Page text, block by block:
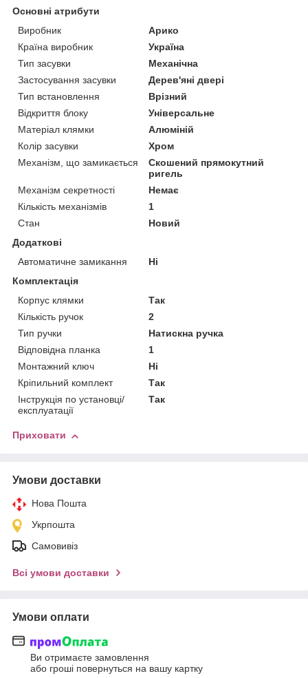
Основні атрибути
Виробник
Арико
Країна виробник
Україна
Тип засувки
Механічна
Застосування засувки
Дерев'яні двері
Тип встановлення
Врізний
Відкриття блоку
Універсальне
Матеріал клямки
Алюміній
Колір засувки
Хром
Механізм, що замикається
Скошений прямокутний
ригель
Механізм секретності
Немає
Кількість механізмів
1
Стан
Новий
Додаткові
Автоматичне замикання
Ні
Комплектація
Корпус клямки
Так
Кількість ручок
2
Тип ручки
Натискна ручка
Відповідна планка
1
Монтажний ключ
Ні
Кріпильний комплект
Так
Інструкція по установці/
експлуатації
Так
Приховати
Умови доставки
Нова Пошта
Укрпошта
Самовивіз
Всі умови доставки
Умови оплати
Ви отримаєте замовлення
або гроші повернуться на вашу картку